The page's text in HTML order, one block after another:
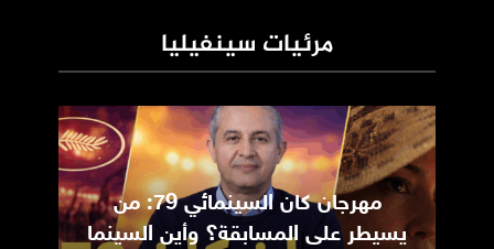
مرئيات سينفيليا
مهرجان كان السينمائي 79: من
يسيطر على المسابقة؟ وأين السينما